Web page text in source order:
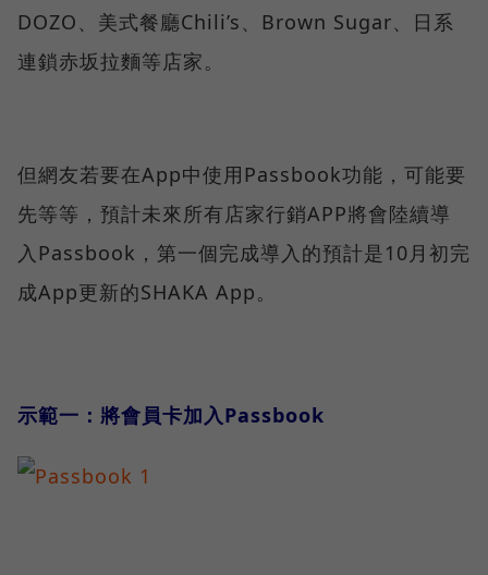
DOZO、美式餐廳Chili’s、Brown Sugar、日系
連鎖赤坂拉麵等店家。
但網友若要在App中使用Passbook功能，可能要
先等等，預計未來所有店家行銷APP將會陸續導
入Passbook，第一個完成導入的預計是10月初完
成App更新的SHAKA App。
示範一：將會員卡加入Passbook